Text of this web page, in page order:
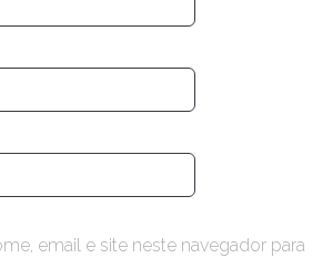
email e site neste navegador para